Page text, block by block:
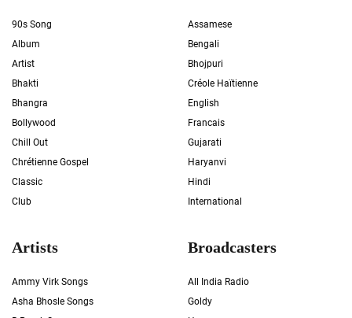
90s Song
Album
Artist
Bhakti
Bhangra
Bollywood
Chill Out
Chrétienne Gospel
Classic
Club
Assamese
Bengali
Bhojpuri
Créole Haïtienne
English
Francais
Gujarati
Haryanvi
Hindi
International
Artists
Ammy Virk Songs
Asha Bhosle Songs
Broadcasters
All India Radio
Goldy